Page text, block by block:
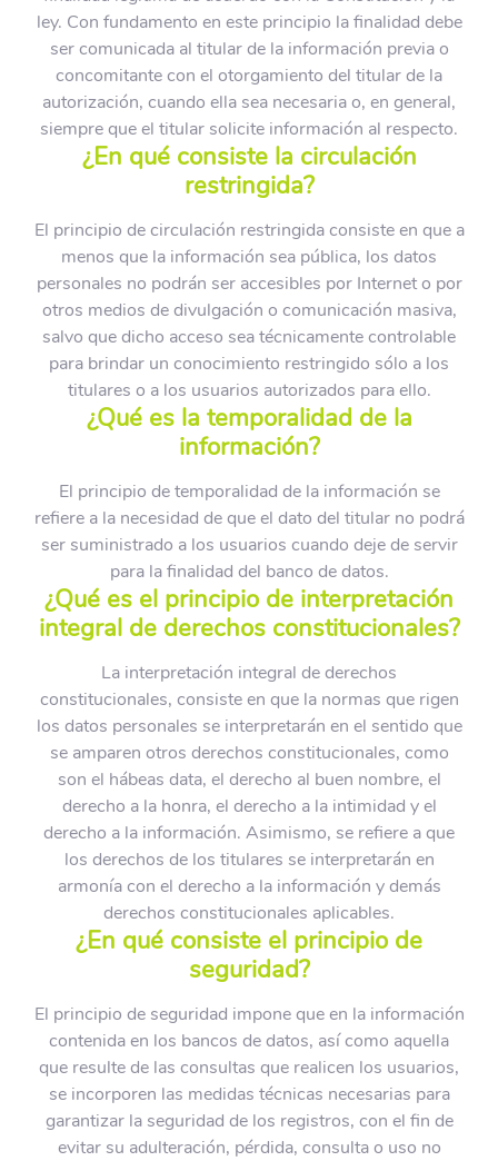
ley. Con fundamento en este principio la finalidad debe
ser comunicada al titular de la información previa o
concomitante con el otorgamiento del titular de la
autorización, cuando ella sea necesaria o, en general,
siempre que el titular solicite información al respecto.
¿En qué consiste la circulación
restringida?
El principio de circulación restringida consiste en que a
menos que la información sea pública, los datos
personales no podrán ser accesibles por Internet o por
otros medios de divulgación o comunicación masiva,
salvo que dicho acceso sea técnicamente controlable
para brindar un conocimiento restringido sólo a los
titulares o a los usuarios autorizados para ello.
¿Qué es la temporalidad de la
información?
El principio de temporalidad de la información se
refiere a la necesidad de que el dato del titular no podrá
ser suministrado a los usuarios cuando deje de servir
para la finalidad del banco de datos.
¿Qué es el principio de interpretación
integral de derechos constitucionales?
La interpretación integral de derechos
constitucionales, consiste en que la normas que rigen
los datos personales se interpretarán en el sentido que
se amparen otros derechos constitucionales, como
son el hábeas data, el derecho al buen nombre, el
derecho a la honra, el derecho a la intimidad y el
derecho a la información. Asimismo, se refiere a que
los derechos de los titulares se interpretarán en
armonía con el derecho a la información y demás
derechos constitucionales aplicables.
¿En qué consiste el principio de
seguridad?
El principio de seguridad impone que en la información
contenida en los bancos de datos, así como aquella
que resulte de las consultas que realicen los usuarios,
se incorporen las medidas técnicas necesarias para
garantizar la seguridad de los registros, con el fin de
evitar su adulteración, pérdida, consulta o uso no